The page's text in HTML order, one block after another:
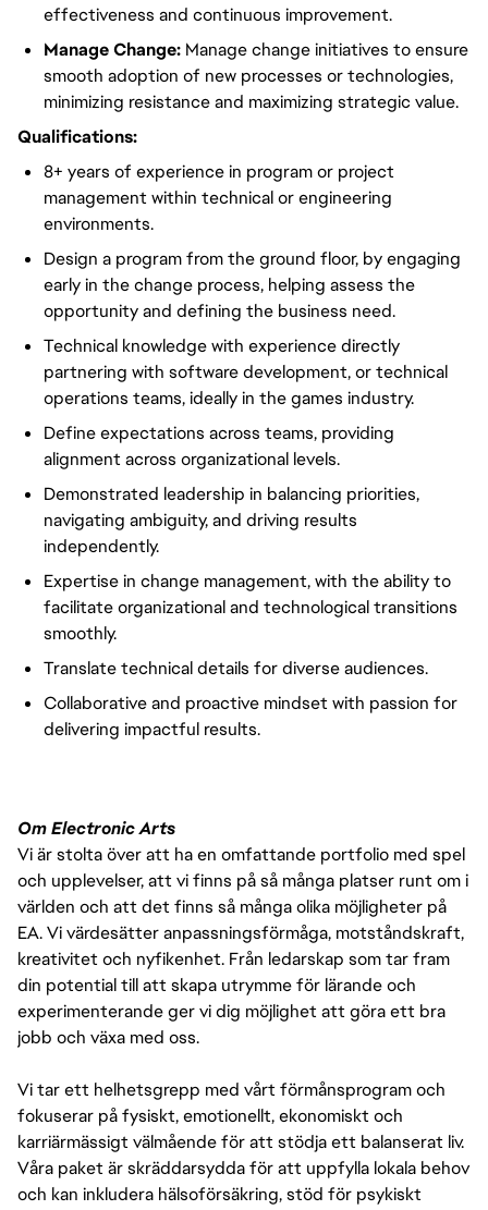
effectiveness and continuous improvement.
Manage Change: Manage changeinitiatives to ensure
smooth adoption of new processes or technologies,
minimizing resistance and maximizing strategic value.
Qualifications:
8+ years of experiencein program or project
management within technical or engineering
environments.
Design a programfrom the ground floor, by engaging
early in the change process, helping assess the
opportunity and defining the business need.
Technical knowledge with experience directly
partnering with software development, or technical
operations teams,ideallyin the games industry.
Define expectations across teams, providing
alignment across organizational levels.
Demonstrated leadership in balancing priorities,
navigating ambiguity, and driving results
independently.
Expertise in change management, with the ability to
facilitateorganizationaland technological transitions
smoothly.
Translate technical details for diverse audiences.
Collaborative and proactive mindset with passion for
delivering impactful results.
Om Electronic Arts
Vi är stolta över att ha en omfattande portfolio med spel
och upplevelser, att vi finns på så många platser runt om i
världen och att det finns så många olika möjligheter på
EA. Vi värdesätter anpassningsförmåga, motståndskraft,
kreativitet och nyfikenhet. Från ledarskap som tar fram
din potential till att skapa utrymme för lärande och
experimenterande ger vi dig möjlighet att göra ett bra
jobb och växa med oss.
Vi tar ett helhetsgrepp med vårt förmånsprogram och
fokuserar på fysiskt, emotionellt, ekonomiskt och
karriärmässigt välmående för att stödja ett balanserat liv.
Våra paket är skräddarsydda för att uppfylla lokala behov
och kan inkludera hälsoförsäkring, stöd för psykiskt